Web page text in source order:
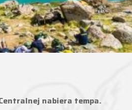
nabiera tempa.